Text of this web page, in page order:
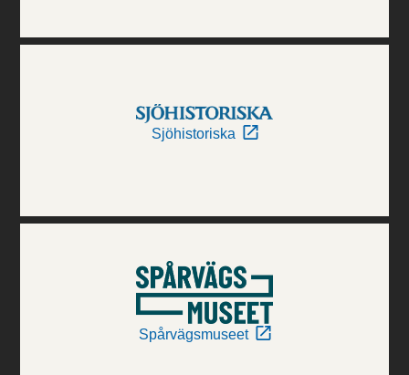
Sjöhistoriska
Spårvägsmuseet